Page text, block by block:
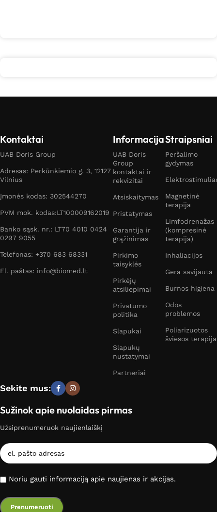
Kontaktai
UAB Doris Group
Adresas: Perkūnkiemio g. 3, 12127
Vilnius
Įmonės kodas: 302544270
PVM mok. kodas:LT100009162019
Banko sąsk. nr.: LT70 4010 0424
0297 9055
Telefonas: +370 683 68331
El. paštas: info@biomed.lt
Informacija
UAB Doris
Group
kontaktai ir
rekvizitai
Atsiskaitymas
Pristatymas
Garantija ir
grąžinimas
Pirkimo
taisyklės
Pirkėjų
atsiliepimai
Privatumo
politika
Slapukai
Slapukų
nustatymai
Partneriai
Straipsniai
Peršalimo
gydymas
Magnetinė
terapija
Limfodrenažas
(kompresinė
terapija)
Inhaliacijos
Gera savijauta
Burnos higiena
Odos
problemos
Poliarizuotos
šviesos terapija
Sekite mus:
Sužinok apie nuolaidas pirmas
Užsiprenumeruok naujienlaiškį
Noriu gauti informaciją apie naujienas ir akcijas.